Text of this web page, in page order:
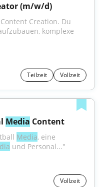
(m/w/d)
Creation. Du
komplexe
Teilzeit Vollzeit
Media Content
Media, eine
und Personal..."
Vollzeit